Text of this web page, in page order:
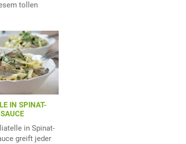
tollen
IN SPINAT-
in Spinat-
greift jeder